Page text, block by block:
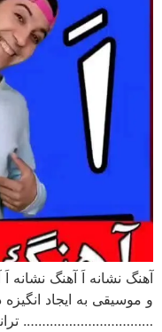
آهنگ نشانه اَ آهنگ نشانه
و موسیقی به ایجاد
……………………………. ترانه